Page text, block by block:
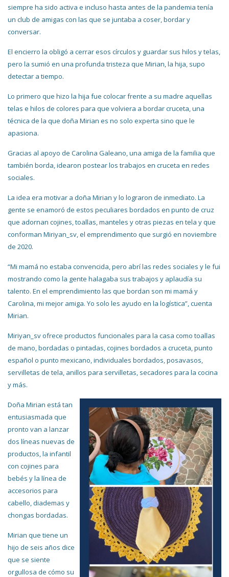
siempre ha sido activa e incluso hasta antes de la pandemia tenía
un club de amigas con las que se juntaba a coser, bordar y
conversar.
El encierro la obligó a cerrar esos círculos y guardar sus hilos y telas,
pero la sumió en una profunda tristeza que Mirian, la hija, supo
detectar a tiempo.
Lo primero que hizo la hija fue colocar frente a su madre aquellas
telas e hilos de colores para que volviera a bordar cruceta, una
técnica de la que doña Mirian es no solo experta sino que le
apasiona.
Gracias al apoyo de Carolina Galeano, una amiga de la familia que
también borda, idearon postear los trabajos en cruceta en redes
sociales.
La idea era motivar a doña Mirian y lo lograron de inmediato. La
gente se enamoró de estos peculiares bordados en punto de cruz
que adornan cojines, toallas, manteles y otras piezas en tela y que
conforman Miriyan_sv, el emprendimento que surgió en noviembre
de 2020.
“Mi mamá no estaba convencida, pero abrí las redes sociales y le fui
mostrando como la gente halagaba sus trabajos y aplaudía su
talento. En el emprendimiento las que bordan son mi mamá y
Carolina, mi mejor amiga. Yo solo les ayudo en la logística”, cuenta
Mirian.
Miriyan_sv ofrece productos funcionales para la casa como toallas
de mano, bordadas o pintadas, cojines bordados a cruceta, punto
español o punto mexicano, individuales bordados, posavasos,
servilletas de tela, anillos para servilletas, secadores para la cocina
y más.
Doña Mirian está tan
entusiasmada que
pronto van a lanzar
dos líneas nuevas de
productos, la infantil
con cojines para
bebés y la línea de
accesorios para
cabello, diademas y
chongas bordadas.
Mirian que tiene un
hijo de seis años dice
que se siente
orgullosa de cómo su